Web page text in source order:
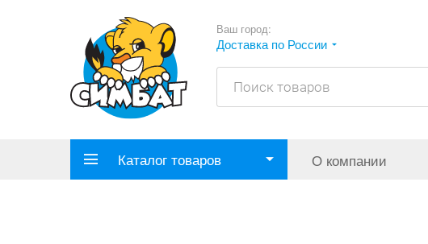
Ваш город:
Доставка по России
Каталог товаров О компании